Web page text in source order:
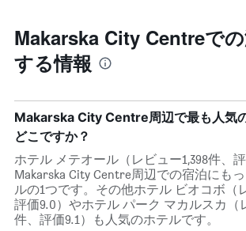
Makarska City Centreで
する情報
Makarska City Centre周辺で最も人気
どこですか？
ホテル メテオール（レビュー1,398件、評
Makarska City Centre周辺での宿泊にも
ルの1つです。その他ホテル ビオコボ（
評価9.0）やホテル パーク マカルスカ（
件、評価9.1）も人気のホテルです。